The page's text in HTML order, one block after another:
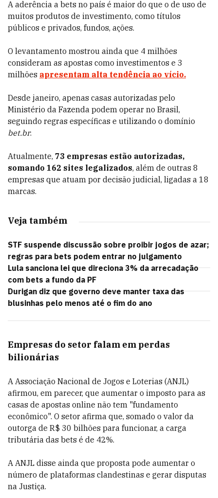
A aderência a bets no país é maior do que o de uso de
muitos produtos de investimento, como títulos
públicos e privados, fundos, ações.
O levantamento mostrou ainda que 4 milhões
consideram as apostas como investimentos e 3
milhões apresentam alta tendência ao vício.
Desde janeiro, apenas casas autorizadas pelo
Ministério da Fazenda podem operar no Brasil,
seguindo regras específicas e utilizando o domínio
bet.br.
Atualmente, 73 empresas estão autorizadas,
somando 162 sites legalizados, além de outras 8
empresas que atuam por decisão judicial, ligadas a 18
marcas.
Veja também
STF suspende discussão sobre proibir jogos de azar;
regras para bets podem entrar no julgamento
Lula sanciona lei que direciona 3% da arrecadação
com bets a fundo da PF
Durigan diz que governo deve manter taxa das
blusinhas pelo menos até o fim do ano
Empresas do setor falam em perdas
bilionárias
A Associação Nacional de Jogos e Loterias (ANJL)
afirmou, em parecer, que aumentar o imposto para as
casas de apostas online não tem "fundamento
econômico". O setor afirma que, somado o valor da
outorga de R$ 30 bilhões para funcionar, a carga
tributária das bets é de 42%.
A ANJL disse ainda que proposta pode aumentar o
número de plataformas clandestinas e gerar disputas
na Justiça.